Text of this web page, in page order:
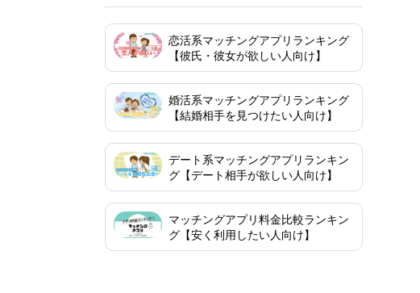
恋活系マッチングアプリランキング
【彼氏・彼女が欲しい人向け】
婚活系マッチングアプリランキング
【結婚相手を見つけたい人向け】
デート系マッチングアプリランキン
グ【デート相手が欲しい人向け】
マッチングアプリ料金比較ランキン
グ【安く利用したい人向け】